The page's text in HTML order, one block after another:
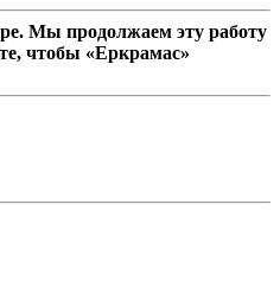
Мы продолжаем эту работу
чтобы «Еркрамас»